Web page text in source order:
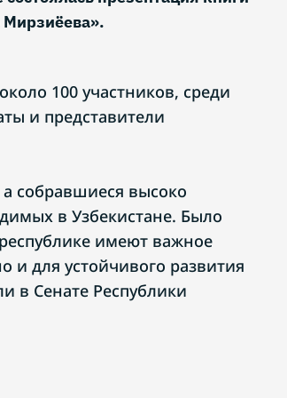
100 участников, среди
и представители
собравшиеся высоко
в Узбекистане. Было
имеют важное
и для устойчивого развития
в Сенате Республики